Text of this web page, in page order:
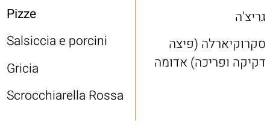
גריצ'ה
סקרוקיארלה (פיצה
דקיקה ופריכה) אדומה
Pizze
Salsiccia e porcini
Gricia
Scrocchiarella Rossa